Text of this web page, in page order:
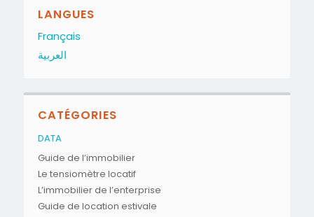
LANGUES
Français
العربية
CATÉGORIES
DATA
Guide de l’immobilier
Le tensiomètre locatif
L’immobilier de l’enterprise
Guide de location estivale